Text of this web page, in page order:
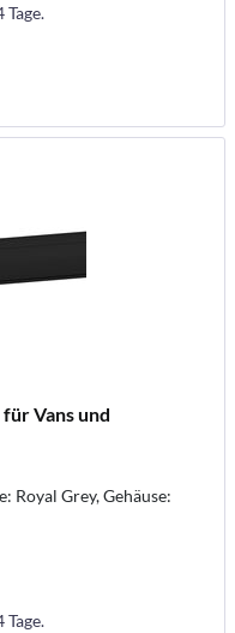
Vans und
Royal Grey, Gehäuse: